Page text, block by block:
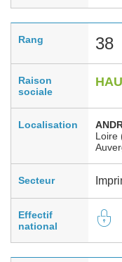
Rang 38
Raison
sociale
Localisation
Loire
Secteur
Effectif
national